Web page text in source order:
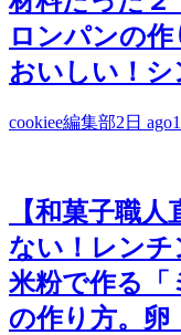
ロンパンの
おいしい！
cookiee編集部2日 ago
【和菓子職
ない！レンチ
米粉で作る「
の作り方。卵